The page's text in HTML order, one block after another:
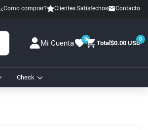
¿Como comprar? Clientes Satisfechos Contacto
Mi Cuenta 0 Total$0.00 USD0
Check